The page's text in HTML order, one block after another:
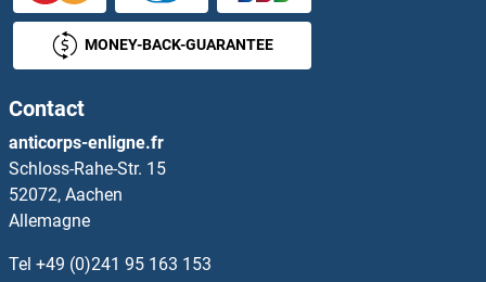
ILVBL Kits ELISA
IMMP2L Kits ELISA
IMP3 Kits ELISA
IMPA1 Kits ELISA
IMPA2 Kits ELISA
MONEY-BACK-GUARANTEE
Contact
anticorps-enligne.fr
Schloss-Rahe-Str. 15
52072, Aachen
Allemagne
Tel +49 (0)241 95 163 153